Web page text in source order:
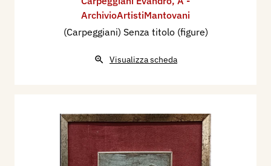
ArchivioArtistiMantovani
(Carpeggiani) Senza titolo (figure)
Visualizza scheda